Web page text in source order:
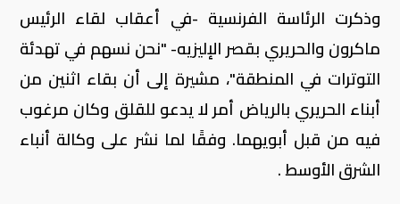
وذكرت الرئاسة الفرنسية -في أعقاب لقاء الرئيس
ماكرون والحريري بقصر الإليزيه- "نحن نسهم في تهدئة
التوترات في المنطقة"، مشيرة إلى أن بقاء اثنين من
أبناء الحريري بالرياض أمر لا يدعو للقلق وكان مرغوب
فيه من قبل أبويهما. وفقًا لما نشر على وكالة أنباء
الشرق الأوسط .